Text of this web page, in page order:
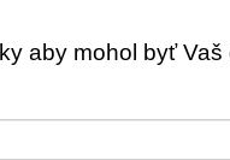
aby mohol byť